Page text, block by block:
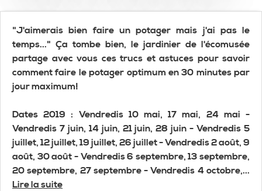
"J'aimerais bien faire un potager mais j'ai pas le
temps..." Ça tombe bien, le jardinier de l'écomusée
partage avec vous ces trucs et astuces pour savoir
comment faire le potager optimum en 30 minutes par
jour maximum!
Dates 2019 : Vendredis 10 mai, 17 mai, 24 mai -
Vendredis 7 juin, 14 juin, 21 juin, 28 juin - Vendredis 5
juillet, 12 juillet, 19 juillet, 26 juillet - Vendredis 2 août, 9
août, 30 août - Vendredis 6 septembre, 13 septembre,
20 septembre, 27 septembre - Vendredis 4 octobre,...
Lire la suite